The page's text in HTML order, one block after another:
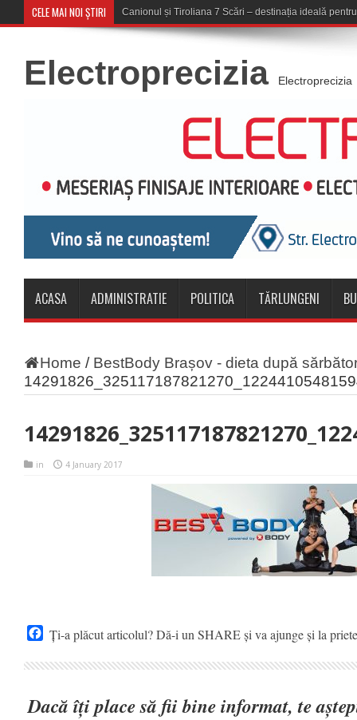
CELE MAI NOI ȘTIRI Concert în aer liber la K
Electroprecizia Electroprecizia
ACASA ADMINISTRATIE POLITICA TĂRLUNGENI
Home / BestBody Brașov - dieta după
in 4 January 2017
Facebook
Ți-a plăcut articolul? Dă-i un SHARE și va ajunge și la
Dacă îți place să fii bine informat, te